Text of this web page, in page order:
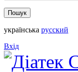
українська русский
Вхід